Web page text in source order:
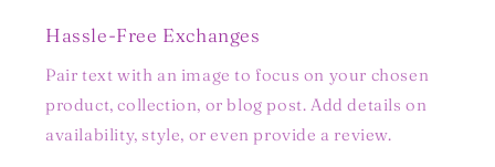
Hassle-Free Exchanges
Pair text with an image to focus on your chosen
product, collection, or blog post. Add details on
availability, style, or even provide a review.